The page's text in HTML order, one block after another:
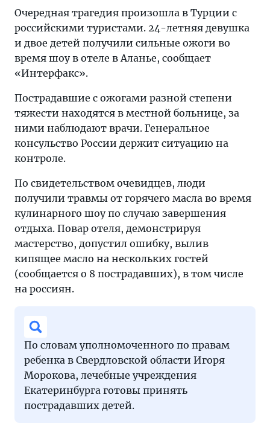
Очередная трагедия произошла в Турции с
российскими туристами. 24-летняя девушка
и двое детей получили сильные ожоги во
время шоу в отеле в Аланье, сообщает
«Интерфакс».
Пострадавшие с ожогами разной степени
тяжести находятся в местной больнице, за
ними наблюдают врачи. Генеральное
консульство России держит ситуацию на
контроле.
По свидетельством очевидцев, люди
получили травмы от горячего масла во время
кулинарного шоу по случаю завершения
отдыха. Повар отеля, демонстрируя
мастерство, допустил ошибку, вылив
кипящее масло на нескольких гостей
(сообщается о 8 пострадавших), в том числе
на россиян.
По словам уполномоченного по правам
ребенка в Свердловской области Игоря
Морокова, лечебные учреждения
Екатеринбурга готовы принять
пострадавших детей.